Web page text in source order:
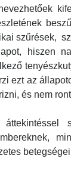
szűrések,
hiszen
ezt az
és nem
áttekintéssel